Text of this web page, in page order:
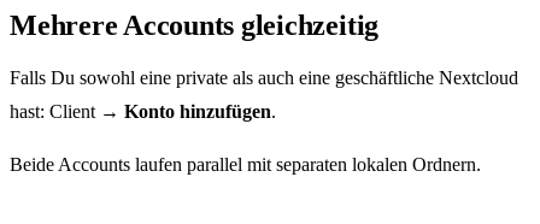
Mehrere Accounts gleichzeitig
Falls Du sowohl eine private als auch eine geschäftliche Nextcloud
hast: Client → Konto hinzufügen.
Beide Accounts laufen parallel mit separaten lokalen Ordnern.